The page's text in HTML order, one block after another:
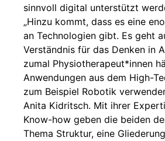
sinnvoll digital unterstützt
„Hinzu kommt, dass es eine
an Technologien gibt. Es geht
Verständnis für das Denken in
zumal Physiotherapeut*innen
Anwendungen aus dem High-
zum Beispiel Robotik
Anita Kidritsch. Mit ihrer
Know-how geben die beiden
Thema Struktur, eine